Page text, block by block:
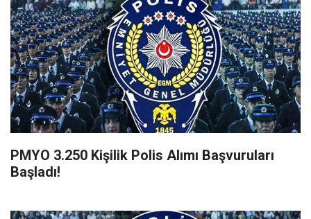
PMYO 3.250 Kişilik Polis Alımı Başvuruları
Başladı!